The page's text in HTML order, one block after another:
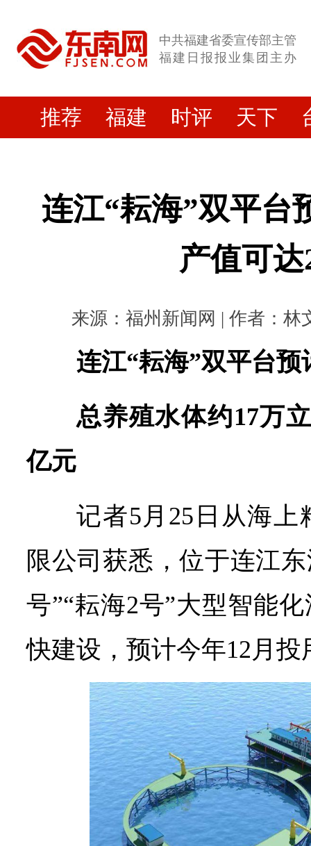
中共福建省委宣传部主管
福建日报报业集团主办
推荐 福建 时评 天下
连江“耘海”双平台
产值可
来源：福州新闻网 | 作者：林
连江“耘海”双平台预
总养殖水体约17万
亿元
记者5月25日从海
限公司获悉，位于连江
号”“耘海2号”大型智能
快建设，预计今年12月投